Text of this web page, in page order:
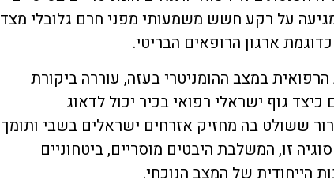
מגיעה על רקע חשש משמעותי מפני חרם גלובלי מצד
ארגון הרופאים הבריטי.
במצב ההומניטרי בעזה, עוררה ביקורת
כיצד גוף ישראלי רפואי בכיר יכול לדאוג
ששולט בה מחזיק אזרחים ישראלים בשבי ותומך
זו, המשלבת היבטים מוסריים, ביטחוניים
הייחודית של המצב הנוכחי.